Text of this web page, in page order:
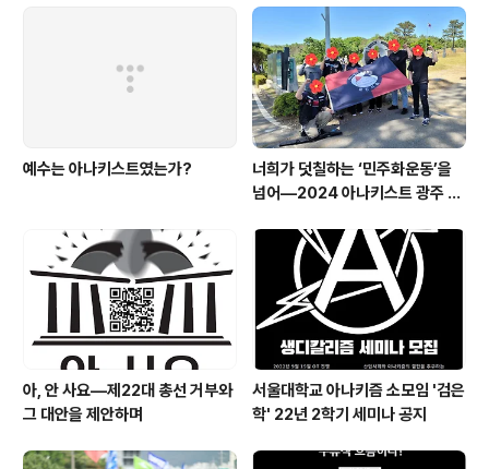
예수는 아나키스트였는가?
너희가 덧칠하는 ‘민주화운동’을
넘어―2024 아나키스트 광주 기
아, 안 사요―제22대 총선 거부와
그 대안을 제안하며
서울대학교 아나키즘 소모임 '검은
학' 22년 2학기 세미나 공지